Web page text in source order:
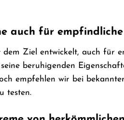
auch für
dem Ziel entwickelt, auch für
beruhigenden
empfehlen wir bei
testen.